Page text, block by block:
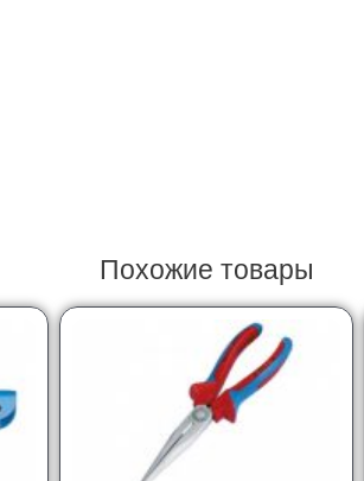
Похожие товары